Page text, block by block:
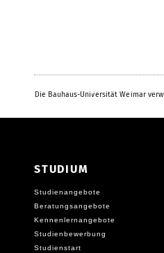
Die Bauhaus-Universität Weimar
STUDIUM
Studienangebote
Beratungsangebote
Kennenlernangebote
Studienbewerbung
Studienstart